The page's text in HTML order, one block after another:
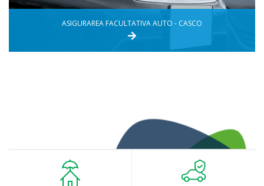
ASIGURAREA FACULTATIVA AUTO - CASCO